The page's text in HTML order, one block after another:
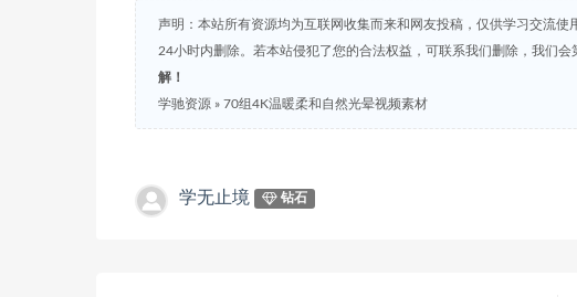
声明：本站所有资源均为互联网收集而来和网友投稿，仅供学习交流
24小时内删除。若本站侵犯了您的合法权益，可联系我们删除，我们会
解！
学驰资源 » 70组4K温暖柔和自然光晕视频素材
学无止境 钻石